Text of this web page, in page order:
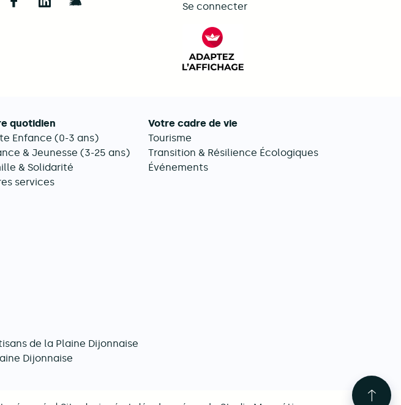
Follow us on Facebook
Follow us on LinkedIn
Follow us on IlliwapSe connecter
FACIL'iti : Adaptez l’affichage
quotidien
Enfance (0-3 ans)
& Jeunesse (3-25 ans)
& Solidarité
services
Votre cadre de vie
Tourisme
Transition & Résilience Écologiques
Événements
de la Plaine Dijonnaise
Dijonnaise